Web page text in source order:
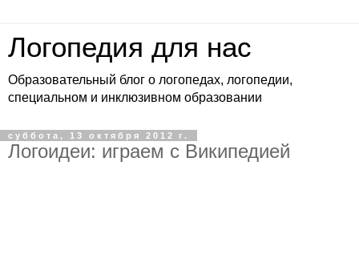
Логопедия для нас
Образовательный блог о логопедах, логопедии,
специальном и инклюзивном образовании
суббота, 13 октября 2012 г.
Логоидеи: играем с Википедией